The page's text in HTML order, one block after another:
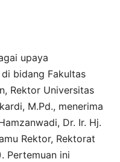
upaya
bidang Fakultas
Rektor Universitas
M.Pd., menerima
Dr. Ir. Hj.
Rektor, Rektorat
Pertemuan ini